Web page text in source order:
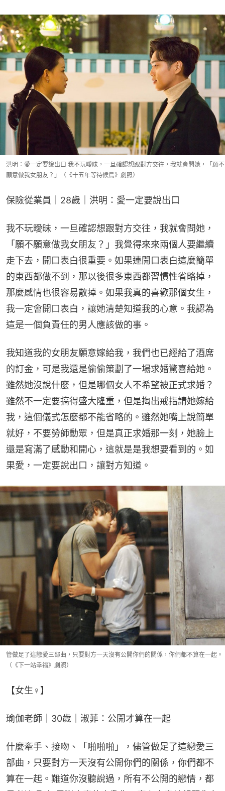
洪明：愛一定要說出口 我不玩曖昧，一旦確認想跟對方交往，我就會問她，「願不
願意做我女朋友？」（《十五年等待候鳥》劇照）
保險從業員｜28歲｜洪明：愛一定要說出口
我不玩曖昧，一旦確認想跟對方交往，我就會問她，
「願不願意做我女朋友？」我覺得來來兩個人要繼續
走下去，開口表白很重要。如果連開口表白這麼簡單
的東西都做不到，那以後很多東西都習慣性省略掉，
那麼感情也很容易散掉。如果我真的喜歡那個女生，
我一定會開口表白，讓她清楚知道我的心意。我認為
這是一個負責任的男人應該做的事。
我知道我的女朋友願意嫁給我，我們也已經給了酒席
的訂金，可是我還是偷偷策劃了一場求婚驚喜給她。
雖然她沒說什麼，但是哪個女人不希望被正式求婚？
雖然不一定要搞得盛大隆重，但是掏出戒指請她嫁給
我，這個儀式怎麼都不能省略的。雖然她嘴上說簡單
就好，不要勞師動眾，但是真正求婚那一刻，她臉上
還是寫滿了感動和開心，這就是是我想要看到的。如
果愛，一定要說出口，讓對方知道。
管做足了這戀愛三部曲，只要對方一天沒有公開你們的關係，你們都不算在一起。
（《下一站幸福》劇照）
【女生♀】
瑜伽老師｜30歲｜淑菲：公開才算在一起
什麼牽手、接吻、「啪啪啪」，儘管做足了這戀愛三
部曲，只要對方一天沒有公開你們的關係，你們都不
算在一起。難道你沒聽說過，所有不公開的戀情，都